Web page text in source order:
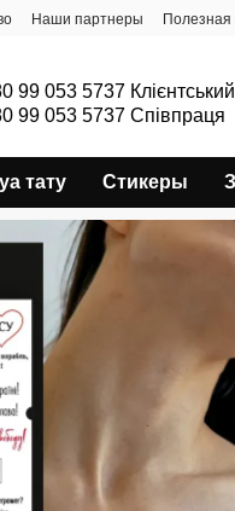
Наши партнеры
99 053 5737
99 053 5737 Співпраця
тату Стикеры